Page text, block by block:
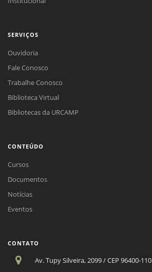
SERVIÇOS
Ouvidoria
Fale Conosco
Trabalhe Conosco
Biblioteca Virtual
Bibliotecas da URCAMP
CONTEÚDO
Cursos
Documentos
Notícias
Eventos
CONTATO
Av. Tupy Silveira, 2099 / CEP 96400-110